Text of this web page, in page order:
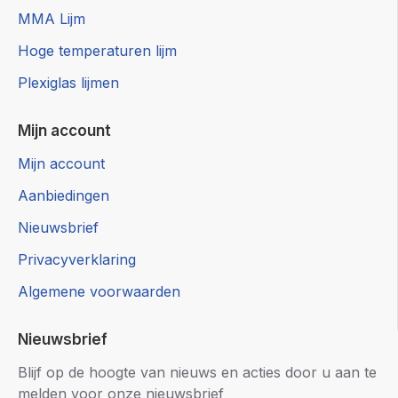
MMA Lijm
Hoge temperaturen lijm
Plexiglas lijmen
Mijn account
Mijn account
Aanbiedingen
Nieuwsbrief
Privacyverklaring
Algemene voorwaarden
Nieuwsbrief
Blijf op de hoogte van nieuws en acties door u aan te
melden voor onze nieuwsbrief